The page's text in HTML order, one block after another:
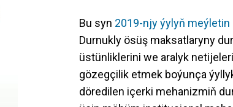
Bu syn 2019-njy ýylyň
Durnukly ösüş maksatlaryny
üstünliklerini we aralyk
gözegçilik etmek boýunça
döredilen içerki mehanizmiň